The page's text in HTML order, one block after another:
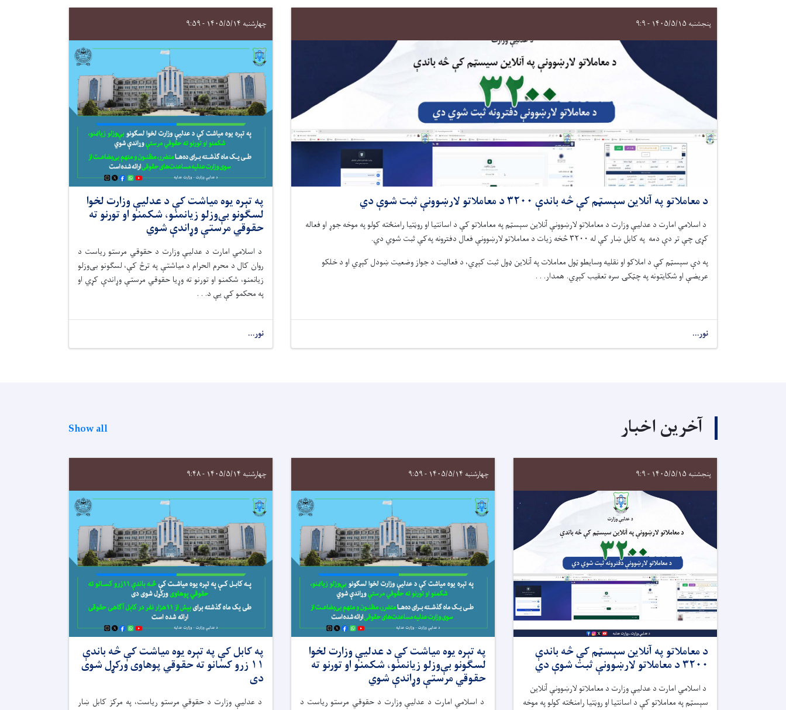
پنجشنبه ۱۴۰۵/۵/۱۵ - ۹:۹
د معاملاتو په آنلاین سېسټم کې څه ‌باندې ۳۲۰۰ د معاملاتو لارښوونې ثبت شوې دي
د اسلامي امارت د عدلیې وزارت د معاملاتو لارښوونې آنلاین سېسټم په معاملاتو کې د اسانتیا او روڼتیا رامنځته کولو په موخه جوړاو فعاله
کړیچېتر دې‌ دمه په کابل ښار کې له ۳۲۰۰ څخه زیات د معاملاتو لارښوونې فعال دفترونه په‌کې ثبت شوي دي
.
په دې سېسټم کې د املاکو او نقلیه وسایطو ټول معاملات په آنلاین ډول ثبت کېږي، د فعالیت د جواز وضعیت ښودل کېږي او د خلکو
عریضې او شکایتونه په چټکۍ سره تعقیب کېږي. همدار. . .
نور...
چهارشنبه ۱۴۰۵/۵/۱۴ - ۹:۵۹
په تېره یوه میاشت کې د عدلیې وزارت لخوا
لسګونو بې‌وزلو زیانمنو، شکمنو او تورنو ته
حقوقي مرستې وړاندې شوي
د اسلامي امارت د عدلیې وزارت د حقوقي مرستو رياست د
روان کال د محرم الحرام د میاشتې په ترڅ کې، لسګونو بی‌وزلو
زیانمنو، شکمنو او تورنو ته وړیا حقوقي مرستې وړاندې کړي او
په محکمو کې يې د. . .
نور...
آخرین اخبار Show all
پنجشنبه ۱۴۰۵/۵/۱۵ - ۹:۹
د معاملاتو په آنلاین سېسټم کې څه ‌باندې
۳۲۰۰ د معاملاتو لارښوونې ثبت شوې دي
د اسلامي امارت د عدلیې وزارت د معاملاتو لارښوونې آنلاین
سېسټم په معاملاتو کې د اسانتیا او روڼتیا رامنځته کولو په موخه
چهارشنبه ۱۴۰۵/۵/۱۴ - ۹:۵۹
په تېره یوه میاشت کې د عدلیې وزارت لخوا
لسګونو بې‌وزلو زیانمنو، شکمنو او تورنو ته
حقوقي مرستې وړاندې شوي
د اسلامي امارت د عدلیې وزارت د حقوقي مرستو رياست د
چهارشنبه ۱۴۰۵/۵/۱۴ - ۹:۴۸
په کابل کې په تېره یوه میاشت کې څه باندې
۱۱ زرو کسانو ته حقوقي پوهاوی ورکړل شوی
دی
د عدلیې وزارت د حقوقي مرستو رياست، په مرکز کابل ښار